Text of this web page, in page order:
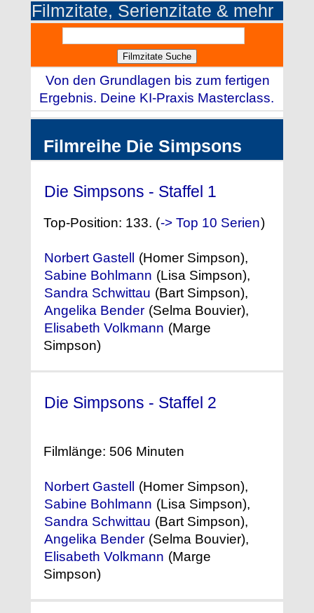
Filmzitate, Serienzitate & mehr
Von den Grundlagen bis zum fertigen
Ergebnis. Deine KI-Praxis Masterclass.
Filmreihe Die Simpsons
Die Simpsons - Staffel 1
Top-Position: 133. (-> Top 10 Serien)
Norbert Gastell
(Homer Simpson),
Sabine Bohlmann (Lisa Simpson),
Sandra Schwittau (Bart Simpson),
Angelika Bender (Selma Bouvier),
Elisabeth Volkmann (Marge
Simpson)
Die Simpsons - Staffel 2
Filmlänge: 506 Minuten
Norbert Gastell
(Homer Simpson),
Sabine Bohlmann (Lisa Simpson),
Sandra Schwittau (Bart Simpson),
Angelika Bender (Selma Bouvier),
Elisabeth Volkmann (Marge
Simpson)